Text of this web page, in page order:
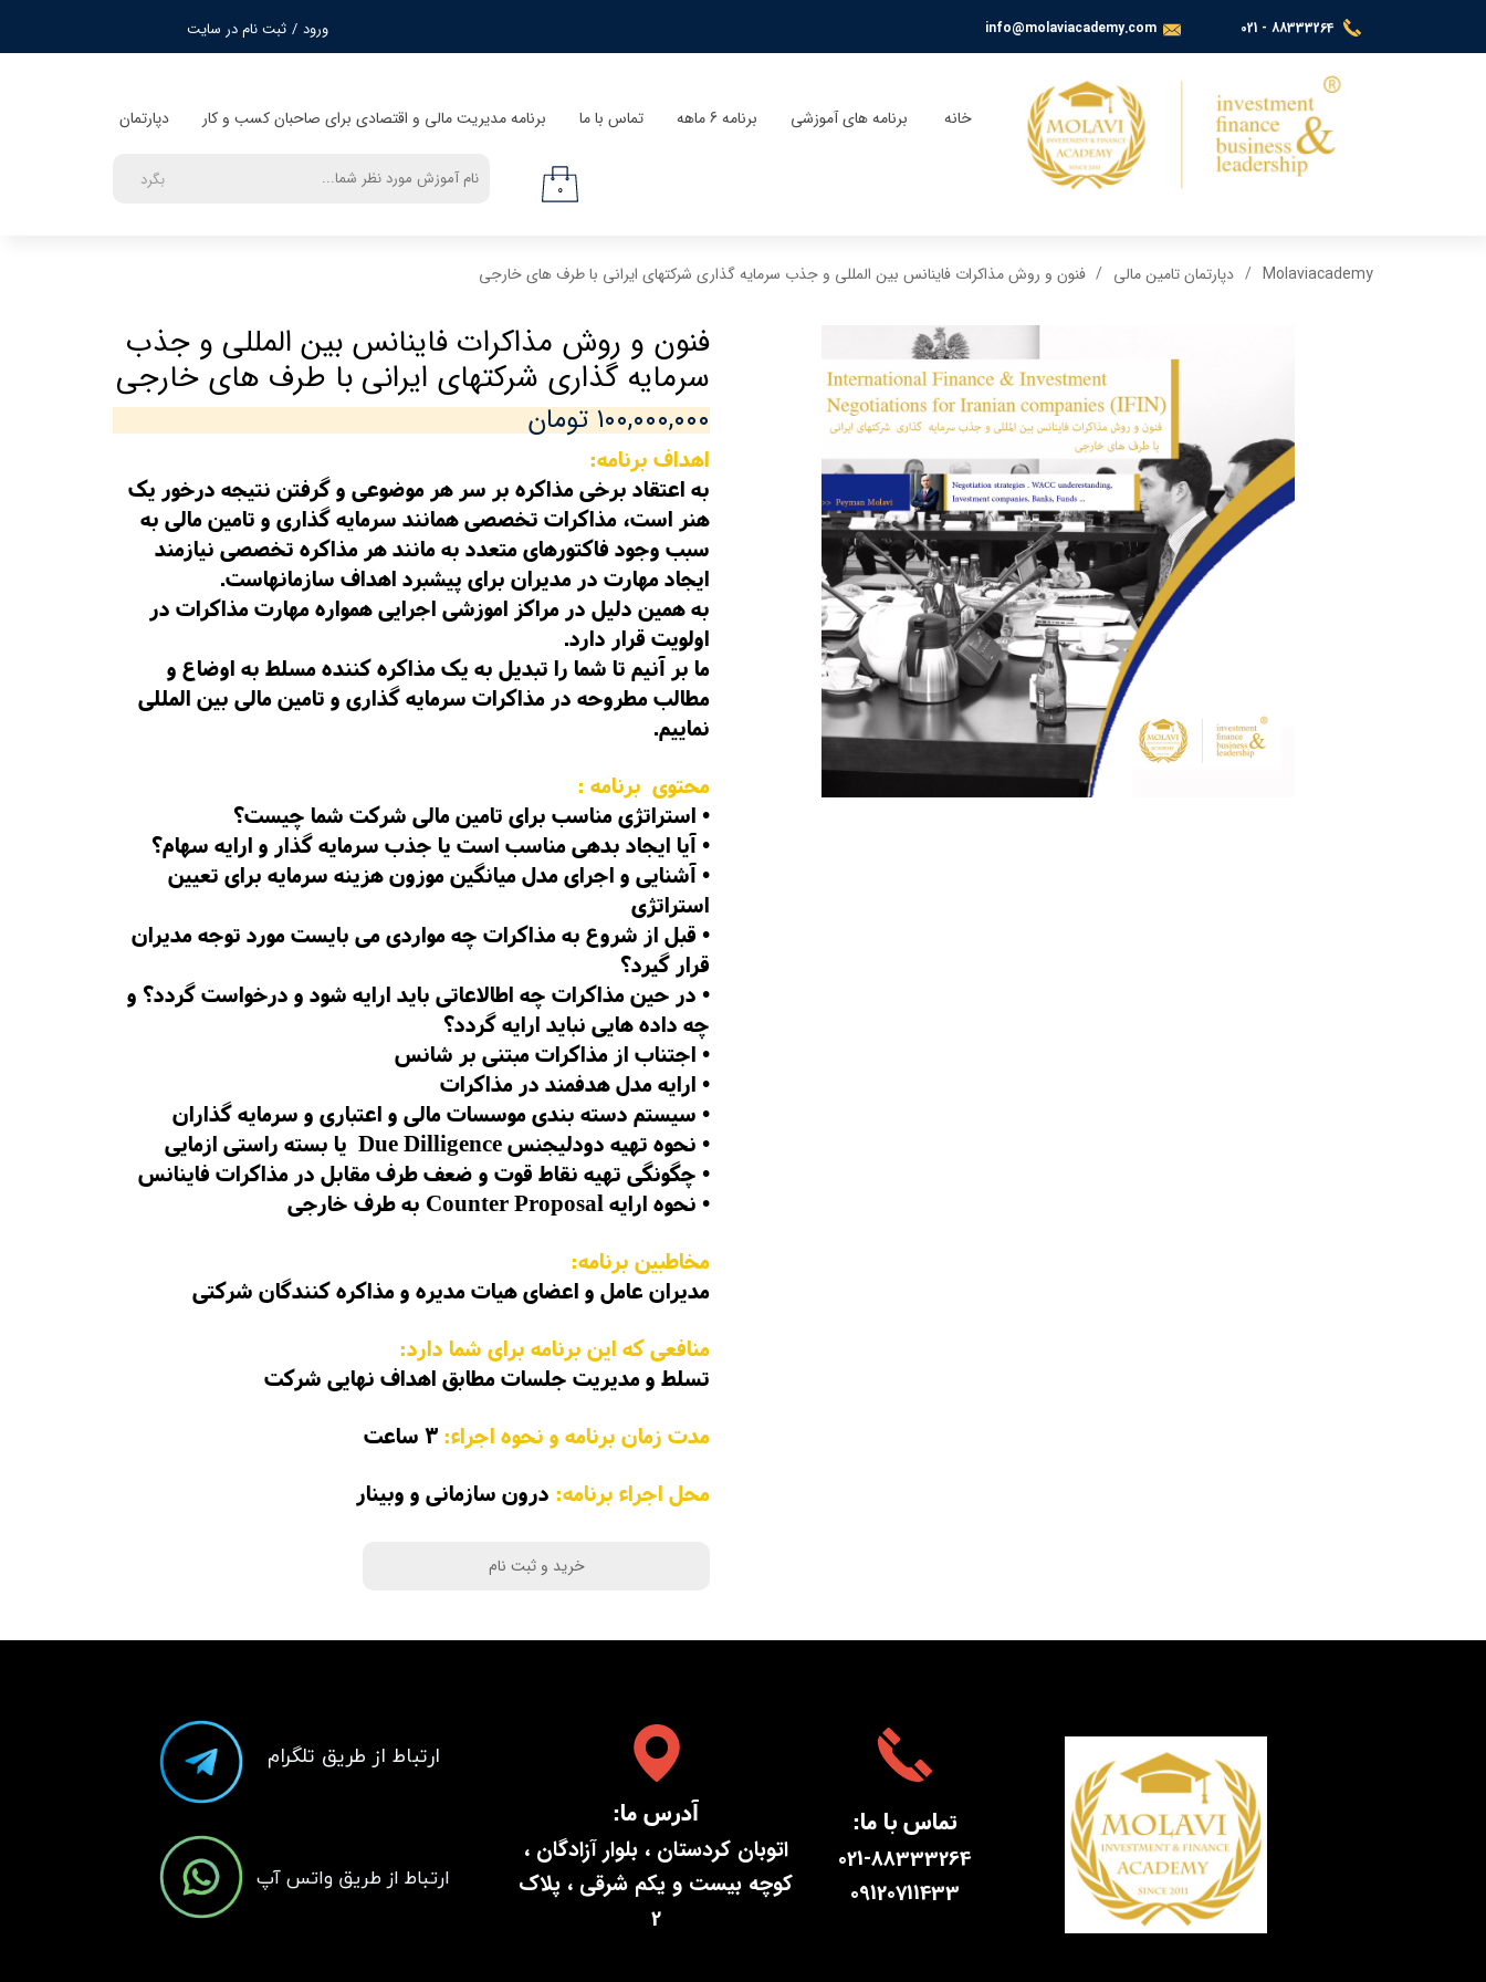
021 - 88333264
info@molaviacademy.com ورود / ثبت نام در سایت
تغییر گذر واژه
خانه برنامه های آموزشی برنامه 6 ماهه تماس با ما برنامه مدیریت مالی و اقتصادی برای صاحبان کسب و کار دپارتمان
۰ بگرد
Molaviacademy دپارتمان تامین مالی فنون و روش مذاکرات فاینانس بین المللی و جذب سرمایه گذاری شرکتهای ایرانی با طرف های خارجی
فنون و روش مذاکرات فاینانس بین المللی و جذب
سرمایه گذاری شرکتهای ایرانی با طرف های خارجی
۱۰۰,۰۰۰,۰۰۰ تومان
اهداف برنامه:
به اعتقاد برخی مذاکره بر سر هر موضوعی و گرفتن نتیجه درخور یک
هنر است، مذاکرات تخصصی همانند سرمایه گذاری و تامین مالی به
سبب وجود فاکتورهای متعدد به مانند هر مذاکره تخصصی نیازمند
ایجاد مهارت در مدیران برای پیشبرد اهداف سازمانهاست.
به همین دلیل در مراکز اموزشی اجرایی همواره مهارت مذاکرات در
اولویت قرار دارد.
ما بر آنیم تا شما را تبدیل به یک مذاکره کننده مسلط به اوضاع و
مطالب مطروحه در مذاکرات سرمایه گذاری و تامین مالی بین المللی
نماییم.
محتوی برنامه :
• استراتژی مناسب برای تامین مالی شرکت شما چیست؟
•آیا ایجاد بدهی مناسب است یا جذب سرمایه گذار و ارایه سهام؟
•آشنایی و اجرای مدل میانگین موزون هزینه سرمایه برای تعیین
استراتژی
• قبل از شروع به مذاکرات چه مواردی می بایست مورد توجه مدیران
قرار گیرد؟
• در حین مذاکرات چه اطالاعاتی باید ارایه شود و درخواست گردد؟ و
چه داده هایی نباید ارایه گردد؟
• اجتناب از مذاکرات مبتنی بر شانس
• ارایه مدل هدفمند در مذاکرات
• سیستم دسته بندی موسسات مالی و اعتباری و سرمایه گذاران
• نحوه تهیه دودلیجنس Due Dilligence یا بسته راستی ازمایی
• چگونگی تهیه نقاط قوت و ضعف طرف مقابل در مذاکرات فاینانس
• نحوه ارایه Counter Proposal به طرف خارجی
مخاطبین برنامه:
مدیران عامل و اعضای هیات مدیره و مذاکره کنندگان شرکتی
منافعی که این برنامه برای شما دارد:
تسلط و مدیریت جلسات مطابق اهداف نهایی شرکت
مدت زمان برنامه و نحوه اجراء:
محل اجراء برنامه: درون سازمانی و وبینار
خرید و ثبت نام
:تماس با ما
021-88333264
09120711433
:آدرس ما
اتوبان کردستان ، بلوار آزادگان ،
کوچه بیست و یکم شرقی ، پلاک
2
​ارتباط از طریق تلگرام
​ارتباط از طریق واتس آپ